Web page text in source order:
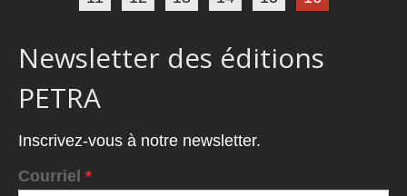
Newsletter des éditions
PETRA
Inscrivez-vous à notre newsletter.
Courriel *